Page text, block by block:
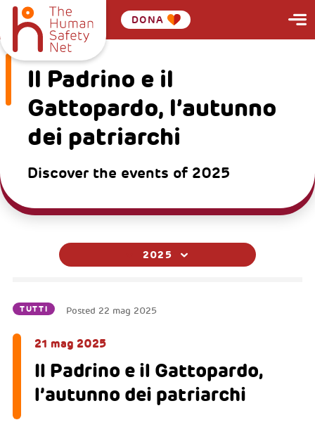
DONA
Il Padrino e il
Gattopardo, l’autunno
dei patriarchi
Discover the events of 2025
2025
TUTTI Posted 22 mag 2025
21 mag 2025
Il Padrino e il Gattopardo,
l’autunno dei patriarchi